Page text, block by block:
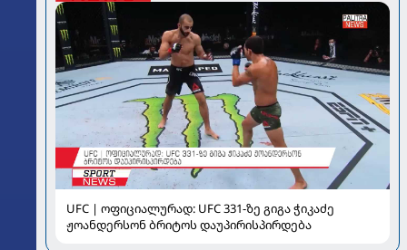
UFC | ოფიციალურად: UFC 331-ზე გიგა ჭიკაძე
ჟოანდერსონ ბრიტოს დაუპირისპირდება